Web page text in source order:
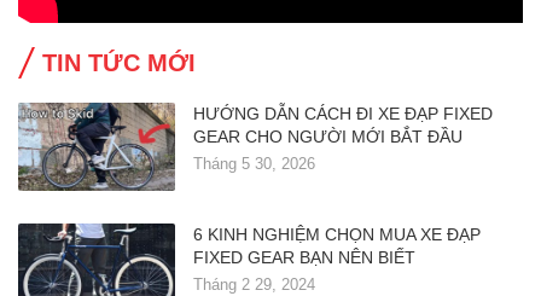
TIN TỨC MỚI
HƯỚNG DẪN CÁCH ĐI XE ĐẠP FIXED
GEAR CHO NGƯỜI MỚI BẮT ĐẦU
Tháng 5 30, 2026
6 KINH NGHIỆM CHỌN MUA XE ĐẠP
FIXED GEAR BẠN NÊN BIẾT
Tháng 2 29, 2024